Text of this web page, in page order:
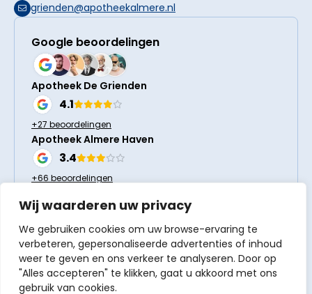
Wij waarderen uw privacy
We gebruiken cookies om uw browse-ervaring te
verbeteren, gepersonaliseerde advertenties of inhoud
weer te geven en ons verkeer te analyseren. Door op
"Alles accepteren" te klikken, gaat u akkoord met ons
gebruik van cookies.
grienden@apotheekalmere.nl
Google beoordelingen
Apotheek De Grienden
4.1
+27 beoordelingen
Apotheek Almere Haven
3.4
+66 beoordelingen
Volg ons